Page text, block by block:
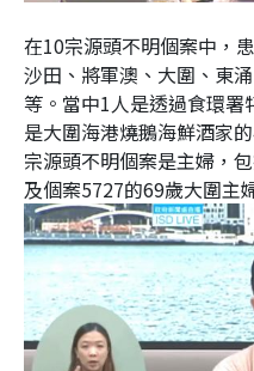
在10宗源頭不明個案中，
沙田、將軍澳、大圍、東
等。當中1人是透過食環
是大圍海港燒鵝海鮮酒家
宗源頭不明個案是主婦，
及個案5727的69歲大圍主